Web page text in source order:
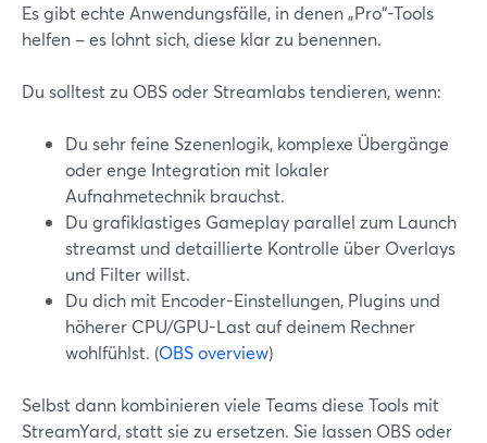
Es gibt echte Anwendungsfälle, in denen „Pro“-Tools
helfen – es lohnt sich, diese klar zu benennen.
Du solltest zu OBS oder Streamlabs tendieren, wenn:
Du sehr feine Szenenlogik, komplexe Übergänge
oder enge Integration mit lokaler
Aufnahmetechnik brauchst.
Du grafiklastiges Gameplay parallel zum Launch
streamst und detaillierte Kontrolle über Overlays
und Filter willst.
Du dich mit Encoder-Einstellungen, Plugins und
höherer CPU/GPU-Last auf deinem Rechner
wohlfühlst. (OBS overview)
Selbst dann kombinieren viele Teams diese Tools mit
StreamYard, statt sie zu ersetzen. Sie lassen OBS oder